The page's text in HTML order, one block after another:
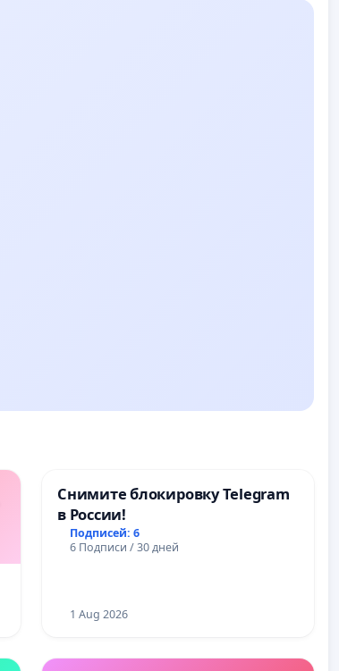
Снимите блокировку Telegram
в России!
Подписей: 6
6 Подписи / 30 дней
1 Aug 2026